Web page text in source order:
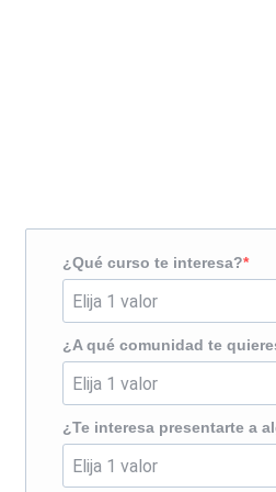
¿Qué curso te interesa?
¿A qué comunidad te
¿Te interesa presentarte a